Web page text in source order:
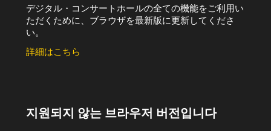
デジタル・コンサートホールの全ての機能をご利用い
ただくために、ブラウザを最新版に更新してくださ
い。
詳細はこちら
지원되지 않는 브라우저 버전입니다